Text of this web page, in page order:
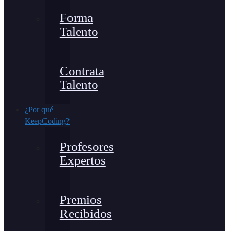
Forma
Talento
Contrata
Talento
¿Por qué
KeepCoding?
Profesores
Expertos
Premios
Recibidos